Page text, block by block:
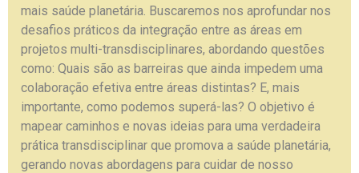
mais saúde planetária. Buscaremos nos aprofundar nos
desafios práticos da integração entre as áreas em
projetos multi-transdisciplinares, abordando questões
como: Quais são as barreiras que ainda impedem uma
colaboração efetiva entre áreas distintas? E, mais
importante, como podemos superá-las? O objetivo é
mapear caminhos e novas ideias para uma verdadeira
prática transdisciplinar que promova a saúde planetária,
gerando novas abordagens para cuidar de nosso